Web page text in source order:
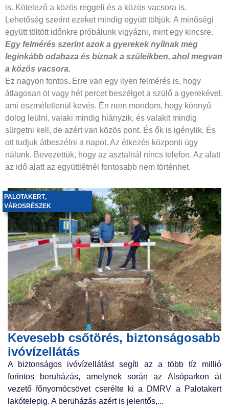
is. Kötelező a közös reggeli és a közös vacsora is.
Lehetőség szerint ezeket mindig együtt töltjük. A minőségi
együtt töltött időnkre próbálunk vigyázni, mint egy kincsre.
Egy felmérés szerint azok a gyerekek nyílnak meg
leginkább odahaza és bíznak a szüleikben, ahol megvan
a közös vacsora.
Ez nagyon fontos. Erre van egy ilyen felmérés is, hogy
átlagosan öt vagy hét percet beszélget a szülő a gyerekével,
ami eszméletlenül kevés. Én nem mondom, hogy könnyű
dolog leülni, valaki mindig hiányzik, és valakit mindig
sürgetni kell, de azért van közös pont. És ők is igénylik. És
ott tudjuk átbeszélni a napot. Az étkezés központi ügy
nálunk. Bevezettük, hogy az asztalnál nincs telefon. Az alatt
az idő alatt az együttlétnél fontosabb nem történhet.
Kevesebb csőtörés, biztonságosabb
ivóvízellátás
PALOTAKERT,
VÁROSRÉSZEK
A biztonságos ivóvízellátást segíti az a több tíz millió
forintos beruházás, amelynek során az Alsóparkon át
vezető főnyomócsövet cserélte ki a DMRV a Palotakert
lakótelepig. A beruházás azért is jelentős,...